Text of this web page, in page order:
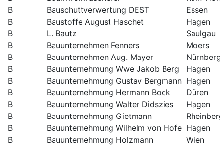
B
Bauschuttverwertung DEST
Essen
B
Baustoffe August Haschet
Hagen
B
L. Bautz
Saulgau
B
Bauunternehmen Fenners
Moers
B
Bauunternehmen Aug. Mayer
B
Bauunternehmung Wwe Jakob Berg
Hagen
B
Bauunternehmung Gustav Bergmann Hagen
B
Bauunternehmung Hermann Bock
Düren
B
Bauunternehmung Walter Didszies
Hagen
B
Bauunternehmung Gietmann
B
Bauunternehmung Wilhelm von Hofe Hagen
B
Bauunternehmung Holzmann
Wien